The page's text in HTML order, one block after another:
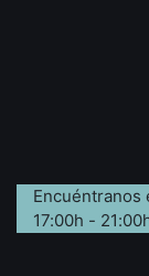
Encuéntranos
17:00h -